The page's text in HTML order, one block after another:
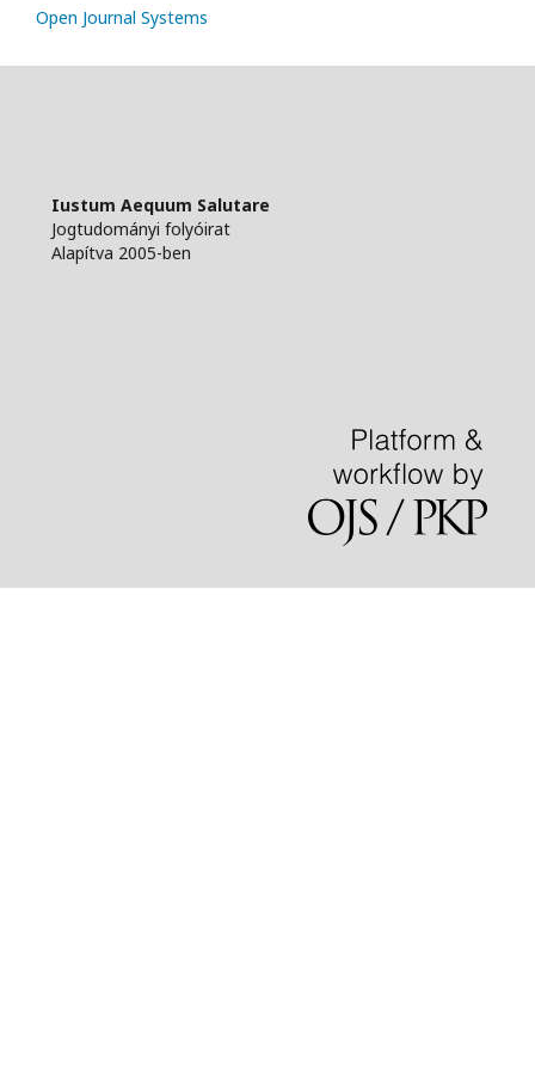
Open Journal Systems
Iustum Aequum Salutare
Jogtudományi folyóirat
Alapítva 2005-ben